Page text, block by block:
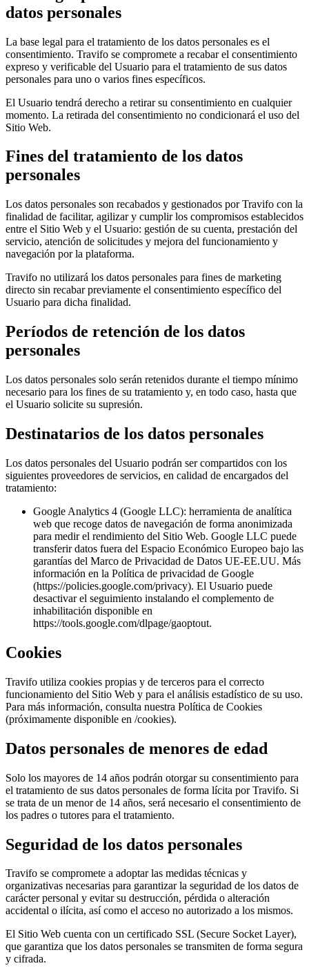
datos personales
La base legal para el tratamiento de los datos personales es el
consentimiento. Travifo se compromete a recabar el consentimiento
expreso y verificable del Usuario para el tratamiento de sus datos
personales para uno o varios fines específicos.
El Usuario tendrá derecho a retirar su consentimiento en cualquier
momento. La retirada del consentimiento no condicionará el uso del
Sitio Web.
Fines del tratamiento de los datos
personales
Los datos personales son recabados y gestionados por Travifo con la
finalidad de facilitar, agilizar y cumplir los compromisos establecidos
entre el Sitio Web y el Usuario: gestión de su cuenta, prestación del
servicio, atención de solicitudes y mejora del funcionamiento y
navegación por la plataforma.
Travifo no utilizará los datos personales para fines de marketing
directo sin recabar previamente el consentimiento específico del
Usuario para dicha finalidad.
Períodos de retención de los datos
personales
Los datos personales solo serán retenidos durante el tiempo mínimo
necesario para los fines de su tratamiento y, en todo caso, hasta que
el Usuario solicite su supresión.
Destinatarios de los datos personales
Los datos personales del Usuario podrán ser compartidos con los
siguientes proveedores de servicios, en calidad de encargados del
tratamiento:
Google Analytics 4 (Google LLC): herramienta de analítica
web que recoge datos de navegación de forma anonimizada
para medir el rendimiento del Sitio Web. Google LLC puede
transferir datos fuera del Espacio Económico Europeo bajo las
garantías del Marco de Privacidad de Datos UE-EE.UU. Más
información en la Política de privacidad de Google
(https://policies.google.com/privacy). El Usuario puede
desactivar el seguimiento instalando el complemento de
inhabilitación disponible en
https://tools.google.com/dlpage/gaoptout.
Cookies
Travifo utiliza cookies propias y de terceros para el correcto
funcionamiento del Sitio Web y para el análisis estadístico de su uso.
Para más información, consulta nuestra Política de Cookies
(próximamente disponible en /cookies).
Datos personales de menores de edad
Solo los mayores de 14 años podrán otorgar su consentimiento para
el tratamiento de sus datos personales de forma lícita por Travifo. Si
se trata de un menor de 14 años, será necesario el consentimiento de
los padres o tutores para el tratamiento.
Seguridad de los datos personales
Travifo se compromete a adoptar las medidas técnicas y
organizativas necesarias para garantizar la seguridad de los datos de
carácter personal y evitar su destrucción, pérdida o alteración
accidental o ilícita, así como el acceso no autorizado a los mismos.
El Sitio Web cuenta con un certificado SSL (Secure Socket Layer),
que garantiza que los datos personales se transmiten de forma segura
y cifrada.